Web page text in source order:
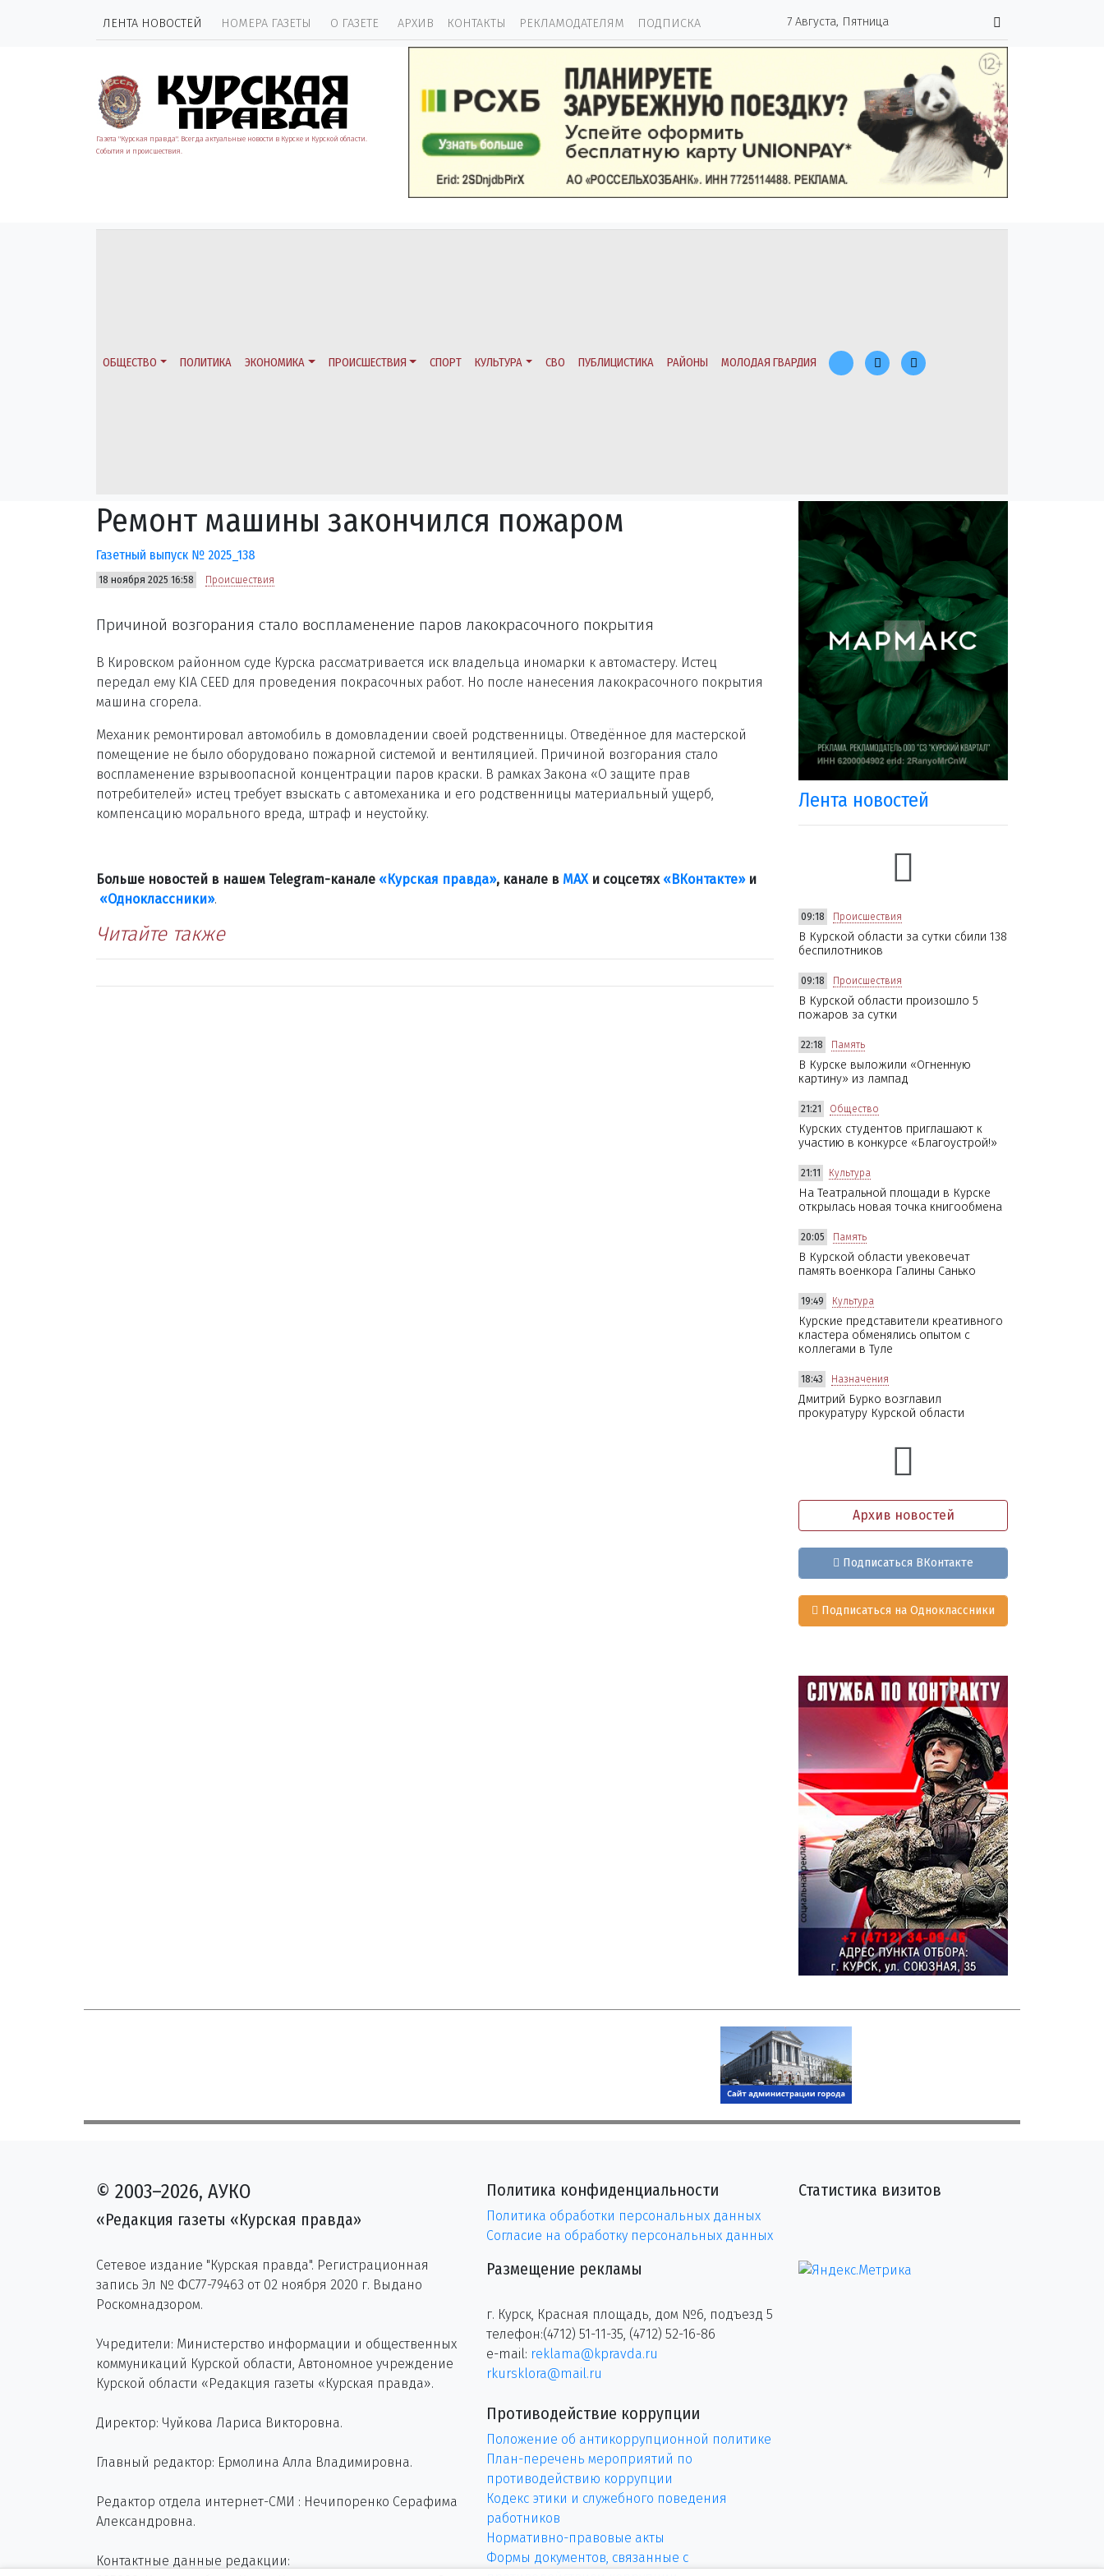
ЛЕНТА НОВОСТЕЙ НОМЕРА ГАЗЕТЫ О ГАЗЕТЕ АРХИВ КОНТАКТЫ РЕКЛАМОДАТЕЛЯМ ПОДПИСКА 7 Августа, Пятница
Газета "Курская правда". Всегда актуальные новости в Курске и Курской области.
События и происшествия.
ОБЩЕСТВО ПОЛИТИКА ЭКОНОМИКА ПРОИСШЕСТВИЯ СПОРТ КУЛЬТУРА СВО ПУБЛИЦИСТИКА РАЙОНЫ МОЛОДАЯ ГВАРДИЯ
Ремонт машины закончился пожаром
Газетный выпуск № 2025_138
18 ноября 2025 16:58 Происшествия
Причиной возгорания стало воспламенение паров лакокрасочного покрытия
В Кировском районном суде Курска рассматривается иск владельца иномарки к автомастеру. Истец
передал ему KIA CEED для проведения покрасочных работ. Но после нанесения лакокрасочного покрытия
машина сгорела.
Механик ремонтировал автомобиль в домовладении своей родственницы. Отведённое для мастерской
помещение не было оборудовано пожарной системой и вентиляцией. Причиной возгорания стало
воспламенение взрывоопасной концентрации паров краски. В рамках Закона «О защите прав
потребителей» истец требует взыскать с автомеханика и его родственницы материальный ущерб,
компенсацию морального вреда, штраф и неустойку.
Больше новостей в нашем Telegram-канале «Курская правда», канале в МАХ и соцсетях «ВКонтакте»и
«Одноклассники».
Читайте также
Лента новостей
09:18 Происшествия
В Курской области за сутки сбили 138
беспилотников
09:18 Происшествия
В Курской области произошло 5
пожаров за сутки
22:18 Память
В Курске выложили «Огненную
картину» из лампад
21:21 Общество
Курских студентов приглашают к
участию в конкурсе «Благоустрой!»
21:11 Культура
На Театральной площади в Курске
открылась новая точка книгообмена
20:05 Память
В Курской области увековечат
память военкора Галины Санько
19:49 Культура
Курские представители креативного
кластера обменялись опытом с
коллегами в Туле
18:43 Назначения
Дмитрий Бурко возглавил
прокуратуру Курской области
Архив новостей
Подписаться ВКонтакте
Подписаться на Одноклассники
© 2003–2026, АУКО
«Редакция газеты «Курская правда»
Сетевое издание "Курская правда". Регистрационная
запись Эл № ФС77-79463 от 02 ноября 2020 г. Выдано
Роскомнадзором.
Учредители: Министерство информации и общественных
коммуникаций Курской области, Автономное учреждение
Курской области «Редакция газеты «Курская правда».
Директор: Чуйкова Лариса Викторовна.
Главный редактор: Ермолина Алла Владимировна.
Редактор отдела интернет-СМИ : Нечипоренко Серафима
Александровна.
Контактные данные редакции:
Политика конфиденциальности
Политика обработки персональных данных
Согласие на обработку персональных данных
Размещение рекламы
г. Курск, Красная площадь, дом №6, подъезд 5
телефон:(4712) 51-11-35, (4712) 52-16-86
e-mail: reklama@kpravda.ru
rkursklora@mail.ru
Противодействие коррупции
Положение об антикоррупционной политике
План-перечень мероприятий по
противодействию коррупции
Кодекс этики и служебного поведения
работников
Нормативно-правовые акты
Формы документов, связанные с
Статистика визитов